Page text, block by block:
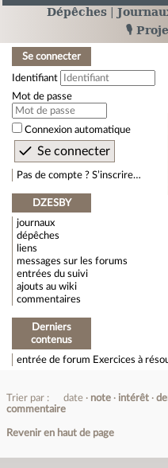
Dépêches
🎙️
Se connecter
Identifiant
Mot de passe
Connexion automatique
Pas de compte ? S’inscrire…
DZESBY
journaux
dépêches
liens
messages sur les forums
entrées du suivi
ajouts au wiki
commentaires
Derniers
contenus
entrée de forum Exercices à
Trier par : date note intérêt
commentaire
Revenir en haut de page